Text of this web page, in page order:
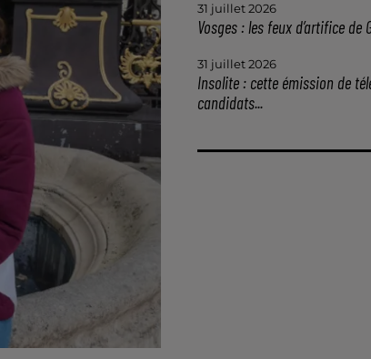
31 juillet 2026
Vosges : les feux d’artifice
31 juillet 2026
Insolite : cette émission de
candidats...